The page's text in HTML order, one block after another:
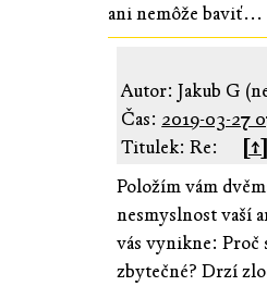
ani nemôže baviť...
Autor: Jakub G
Čas: 2019-03-27
Titulek: Re:
[↑]
Položím vám
nesmyslnost vaší
vás vynikne: Proč
zbytečné? Drzí